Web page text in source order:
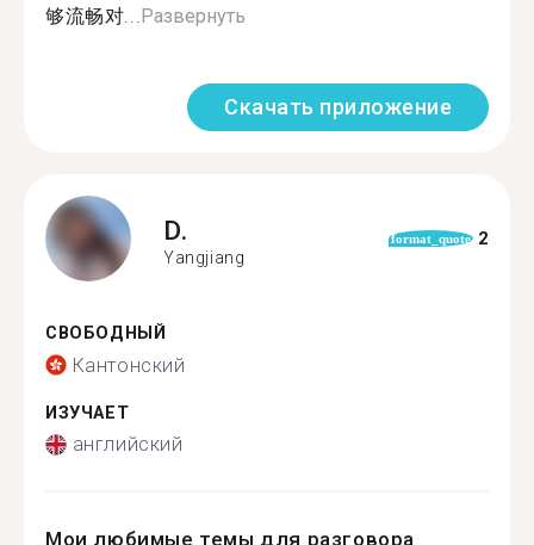
够流畅对...Развернуть
Скачать приложение
D.
Yangjiang
format_quote 2
СВОБОДНЫЙ
Кантонский
ИЗУЧАЕТ
английский
Мои любимые темы для разговора